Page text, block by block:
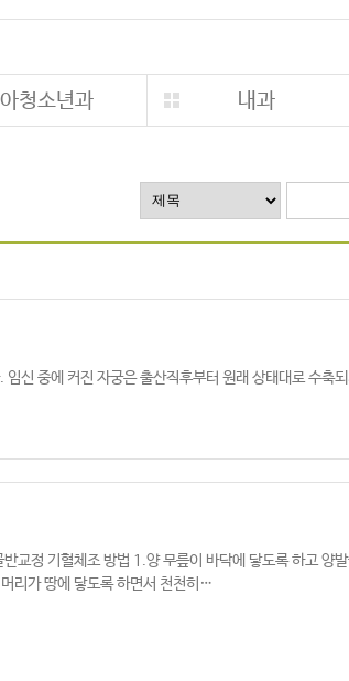
청소년과 내과
중에 커진 자궁은 출산직후부터 원래 상태대로 수축
교정 기혈체조 방법 1.양 무릎이 바닥에 닿도록 하고 양
리가 땅에 닿도록 하면서 천천히…